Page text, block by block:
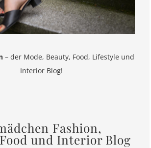
– der Mode, Beauty, Food, Lifestyle und
Interior Blog!
Fashion,
und Interior Blog